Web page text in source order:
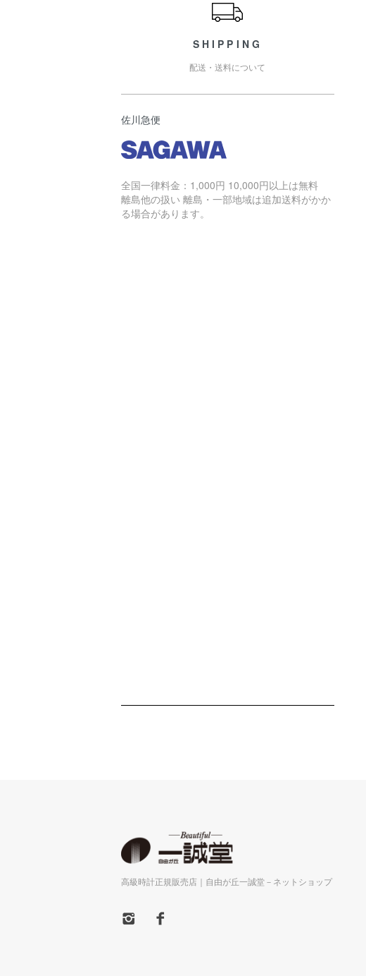
SHIPPING
配送・送料について
佐川急便
全国一律料金：1,000円 10,000円以上は無料
離島他の扱い 離島・一部地域は追加送料がかか
る場合があります。
高級時計正規販売店｜自由が丘一誠堂－ネットショップ